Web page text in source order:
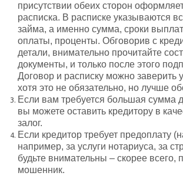
присутствии обеих сторон
расписка. В расписке указываются
займа, а именно сумма, сроки
оплаты, проценты. Обговорив с
детали, внимательно прочитайте
документы, и только после этого
Договор и расписку можно заверить
хотя это не обязательно, но лучше
Если вам требуется большая сумма
вы можете оставить кредитору в
залог.
Если кредитор требует предоплату
например, за услуги нотариуса, за
будьте внимательны – скорее всего,
мошенник.